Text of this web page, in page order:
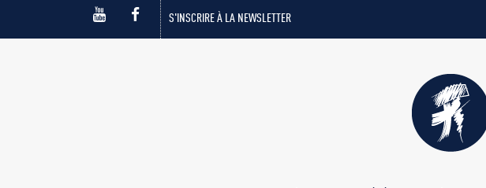
S'INSCRIRE À LA NEWSLETTER